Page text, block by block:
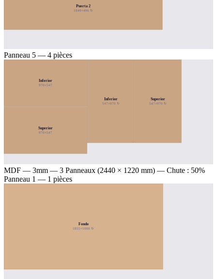
Puerta 2
1849×496 ↻
Panneau 5 — 4 pièces
Inferior
970×547
Superior
970×547
Inferior
547×970 ↻
Superior
547×970 ↻
MDF — 3mm — 3 Panneaux (2440 × 1220 mm) — Chute : 50%
Panneau 1 — 1 pièces
Fondo
1855×1000 ↻